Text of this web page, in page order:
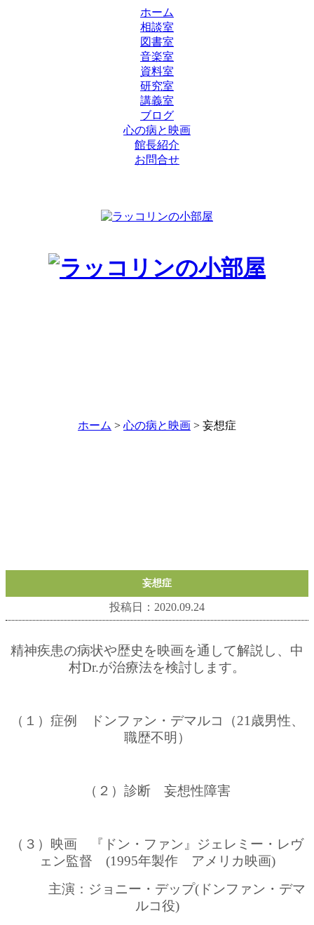
ホーム
相談室
図書室
音楽室
資料室
研究室
講義室
ブログ
心の病と映画
館長紹介
お問合せ
ホーム > 心の病と映画 > 妄想症
妄想症
投稿日：2020.09.24
精神疾患の病状や歴史を映画を通して解説し、中
村Dr.が治療法を検討します。
（１）症例 ドンファン・デマルコ（21歳男性、
職歴不明）
（２）診断 妄想性障害
（３）映画 『ドン・ファン』ジェレミー・レヴ
ェン監督 (1995年製作 アメリカ映画)
主演：ジョニー・デップ(ドンファン・デマ
ルコ役)